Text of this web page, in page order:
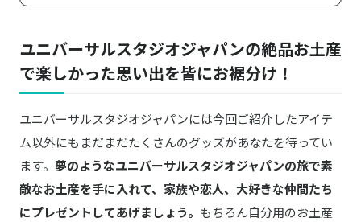
ユニバーサルスタジオジャパンの絶品お土産
で楽しかった思い出を皆にお裾分け！
ユニバーサルスタジオジャパンには今回ご紹介したアイテ
ム以外にもまだまだたくさんのグッズがあなたを待ってい
ます。 夢のようなユニバーサルスタジオジャパンの旅で素
敵なお土産を手に入れて、家族や恋人、大好きな仲間たち
にプレゼントしてあげましょう。 もちろん自分用のお土産